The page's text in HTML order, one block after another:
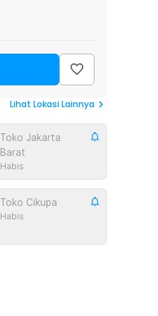
Lihat Lokasi Lainnya
Toko Jakarta
Barat
Habis
Toko Cikupa
Habis